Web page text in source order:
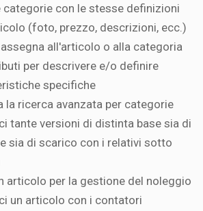
categorie con le stesse definizioni
(foto, prezzo, descrizioni, ecc.)
assegna all'articolo o alla categoria
per descrivere e/o definire
specifiche
la ricerca avanzata per categorie
tante versioni di distinta base sia di
sia di scarico con i relativi sotto
articolo per la gestione del noleggio
un articolo con i contatori